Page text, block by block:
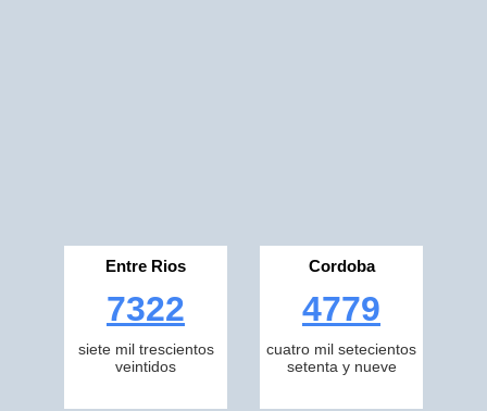
Entre Rios
7322
siete mil trescientos
veintidos
Cordoba
4779
cuatro mil setecientos
setenta y nueve